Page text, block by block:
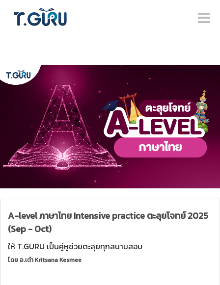
A-level ภาษาไทย Intensive practice ตะลุยโจทย์ 2025
(Sep - Oct)
ให้ T.GURU เป็นคู่หูช่วยตะลุยทุกสนามสอบ
โดยอ.เต๋า Kritsana Kesmee